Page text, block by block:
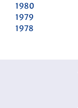
1980
1979
1978